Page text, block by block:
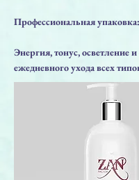
Профессиональная
Энергия, тонус, осветление
ежедневного ухода всех